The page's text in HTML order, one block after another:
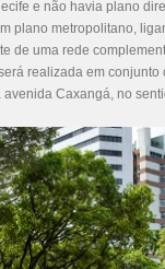
e não havia plano
plano metropolitano,
de uma rede
realizada em
Caxangá, no